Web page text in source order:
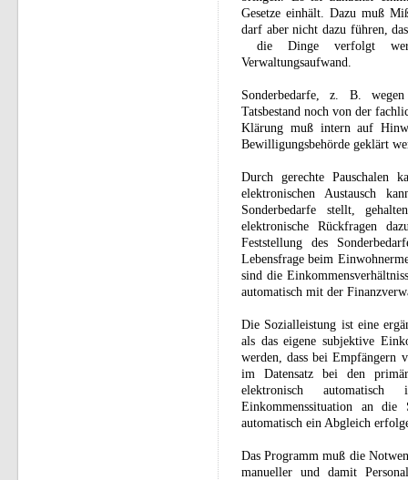
Gesetze einhält. Dazu muß
darf aber nicht dazu führen,
die Dinge verfolgt
Verwaltungsaufwand.
Sonderbedarfe, z. B.
Tatsbestand noch von der
Klärung muß intern auf
Bewilligungsbehörde geklärt
Durch gerechte Pauschalen
elektronischen Austausch
Sonderbedarfe stellt,
elektronische Rückfragen
Feststellung des
Lebensfrage beim
sind die
automatisch mit der
Die Sozialleistung ist eine
als das eigene subjektive
werden, dass bei Empfängern
im Datensatz bei den
elektronisch
Einkommenssituation an
automatisch ein Abgleich
Das Programm muß die
manueller und damit